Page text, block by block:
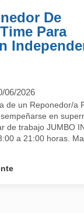
De
Para
06/2026
de un Reponedor/a
en
de trabajo JUMBO
a 21:00 horas.